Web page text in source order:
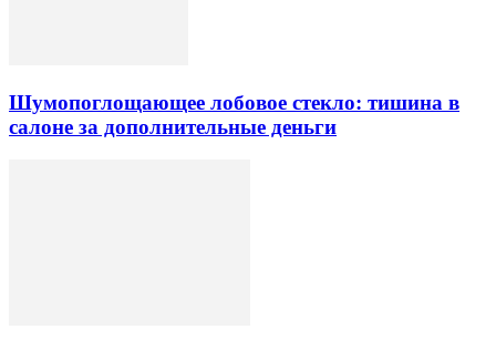
Шумопоглощающее лобовое стекло: тишина в
салоне за дополнительные деньги